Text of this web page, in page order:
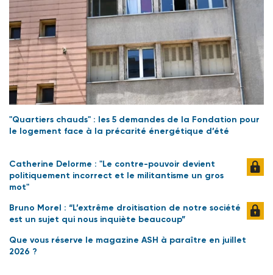
"Quartiers chauds" : les 5 demandes de la Fondation pour
le logement face à la précarité énergétique d’été
Catherine Delorme : "Le contre-pouvoir devient
politiquement incorrect et le militantisme un gros
mot"
Bruno Morel : “L’extrême droitisation de notre société
est un sujet qui nous inquiète beaucoup”
Que vous réserve le magazine ASH à paraître en juillet
2026 ?